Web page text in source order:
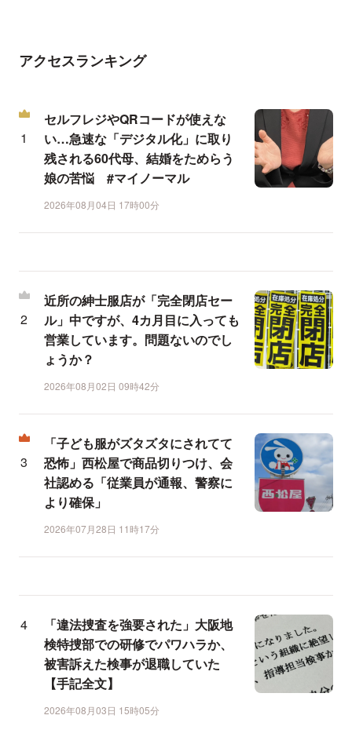
アクセスランキング
セルフレジやQRコードが使えな
い…急速な「デジタル化」に取り
残される60代母、結婚をためらう
娘の苦悩 #マイノーマル
2026年08月04日 17時00分
近所の紳士服店が「完全閉店セー
ル」中ですが、4カ月目に入っても
営業しています。問題ないのでし
ょうか？
2026年08月02日 09時42分
「子ども服がズタズタにされてて
恐怖」西松屋で商品切りつけ、会
社認める「従業員が通報、警察に
より確保」
2026年07月28日 11時17分
「違法捜査を強要された」大阪地
検特捜部での研修でパワハラか、
被害訴えた検事が退職していた
【手記全文】
2026年08月03日 15時05分